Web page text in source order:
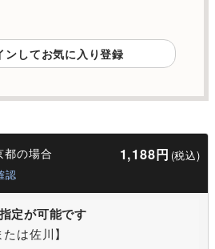
ンしてお気に入り登録
都の場合 1,188円 (税込)
認
定が可能です
は佐川】